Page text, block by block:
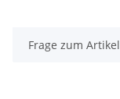
Frage zum Artikel